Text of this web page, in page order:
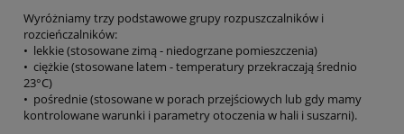
Wyróżniamy trzy podstawowe grupy rozpuszczalników i
rozcieńczalników:
• lekkie (stosowane zimą - niedogrzane pomieszczenia)
• ciężkie (stosowane latem - temperatury przekraczają średnio
23°C)
• pośrednie (stosowane w porach przejściowych lub gdy mamy
kontrolowane warunki i parametry otoczenia w hali i suszarni).